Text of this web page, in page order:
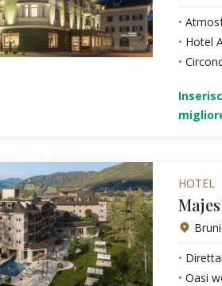
Hotel
HOTEL
Oasi